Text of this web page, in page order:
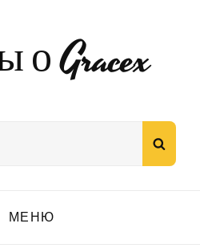
Gracex
МЕНЮ